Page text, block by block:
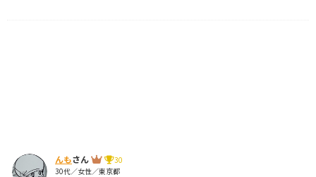
んもさん
30
30代／女性／東京都